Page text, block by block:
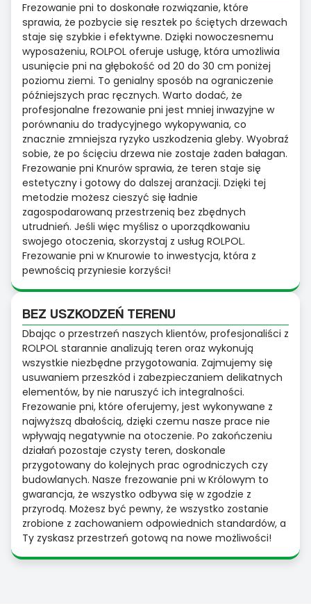
Frezowanie pni to doskonałe rozwiązanie, które
sprawia, że pozbycie się resztek po ściętych drzewach
staje się szybkie i efektywne. Dzięki nowoczesnemu
wyposażeniu, ROLPOL oferuje usługę, która umożliwia
usunięcie pni na głębokość od 20 do 30 cm poniżej
poziomu ziemi. To genialny sposób na ograniczenie
późniejszych prac ręcznych. Warto dodać, że
profesjonalne frezowanie pni jest mniej inwazyjne w
porównaniu do tradycyjnego wykopywania, co
znacznie zmniejsza ryzyko uszkodzenia gleby. Wyobraź
sobie, że po ścięciu drzewa nie zostaje żaden bałagan.
Frezowanie pni Knurów sprawia, że teren staje się
estetyczny i gotowy do dalszej aranżacji. Dzięki tej
metodzie możesz cieszyć się ładnie
zagospodarowaną przestrzenią bez zbędnych
utrudnień. Jeśli więc myślisz o uporządkowaniu
swojego otoczenia, skorzystaj z usług ROLPOL.
Frezowanie pni w Knurowie to inwestycja, która z
pewnością przyniesie korzyści!
BEZ USZKODZEŃ TERENU
Dbając o przestrzeń naszych klientów, profesjonaliści z
ROLPOL starannie analizują teren oraz wykonują
wszystkie niezbędne przygotowania. Zajmujemy się
usuwaniem przeszkód i zabezpieczaniem delikatnych
elementów, by nie naruszyć ich integralności.
Frezowanie pni, które oferujemy, jest wykonywane z
najwyższą dbałością, dzięki czemu nasze prace nie
wpływają negatywnie na otoczenie. Po zakończeniu
działań pozostaje czysty teren, doskonale
przygotowany do kolejnych prac ogrodniczych czy
budowlanych. Nasze frezowanie pni w Królowym to
gwarancja, że wszystko odbywa się w zgodzie z
przyrodą. Możesz być pewny, że wszystko zostanie
zrobione z zachowaniem odpowiednich standardów, a
Ty zyskasz przestrzeń gotową na nowe możliwości!